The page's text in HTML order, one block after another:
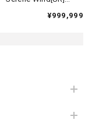
¥999,999